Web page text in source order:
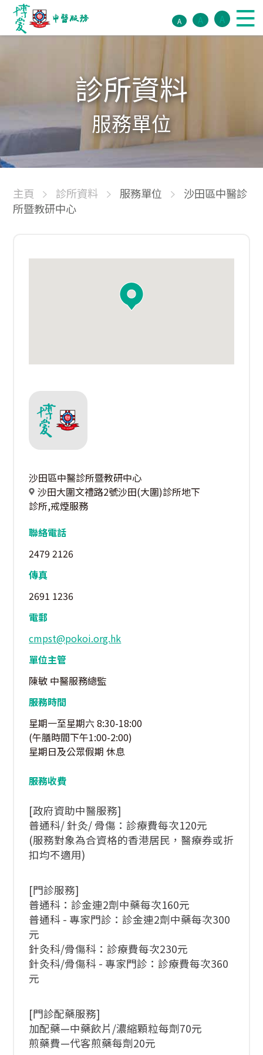
A A A
診所資料
服務單位
主頁 診所資料 服務單位
沙田區中醫診
所暨教研中心
沙田區中醫診所暨教研中心
沙田大圍文禮路2號沙田(大圍)診所地下
診所,戒煙服務
聯絡電話
2479 2126
傳真
2691 1236
電郵
cmpst@pokoi.org.hk
單位主管
陳敏 中醫服務總監
服務時間
星期一至星期六 8:30-18:00
(午膳時間下午1:00-2:00)
星期日及公眾假期 休息
服務收費
[政府資助中醫服務]
普通科/ 針灸/ 骨傷：診療費每次120元
(服務對象為合資格的香港居民，醫療券或折
扣均不適用)
[門診服務]
普通科：診金連2劑中藥每次160元
普通科 - 專家門診：診金連2劑中藥每次300
元
針灸科/骨傷科：診療費每次230元
針灸科/骨傷科 - 專家門診：診療費每次360
元
[門診配藥服務]
加配藥—中藥飲片/濃縮顆粒每劑70元
煎藥費—代客煎藥每劑20元